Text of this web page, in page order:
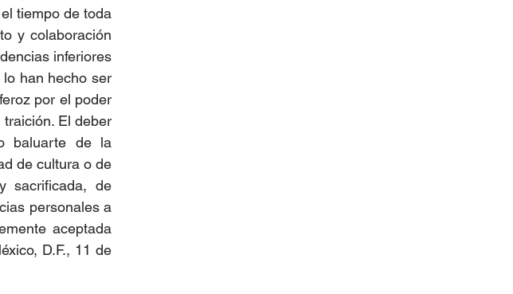
tiempo de toda
y colaboración
inferiores
han hecho ser
por el poder
El deber
baluarte de la
de cultura o de
sacrificada, de
personales a
aceptada
D.F., 11 de